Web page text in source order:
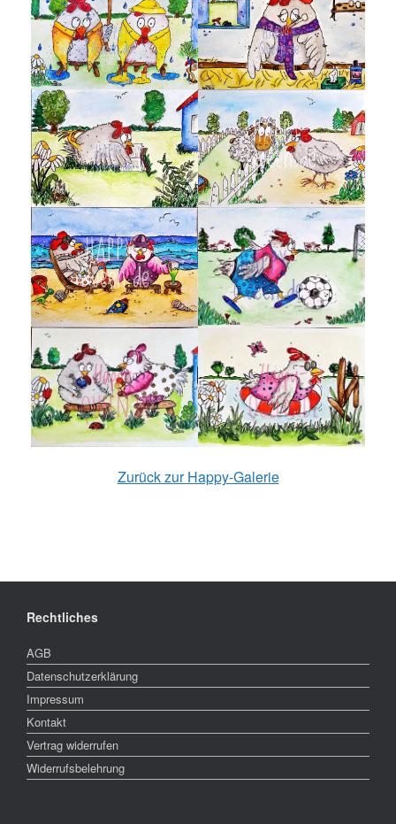
Zurück zur Happy-Galerie
Rechtliches
AGB
Datenschutzerklärung
Impressum
Kontakt
Vertrag widerrufen
Widerrufsbelehrung